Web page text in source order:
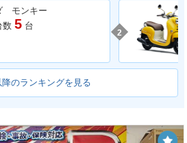
モンキー
数 5 台
2
降のランキングを見る